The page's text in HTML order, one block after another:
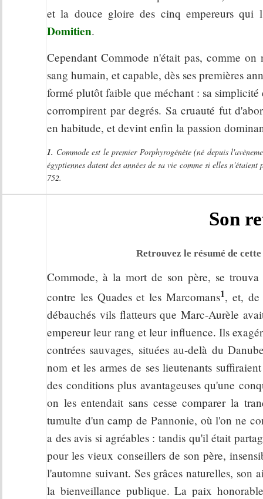
et la douce gloire des cinq empereurs
Domitien.
Cependant Commode n'était pas, comme
sang humain, et capable, dès ses premières
formé plutôt faible que méchant : sa
corrompirent par degrés. Sa cruauté fut
en habitude, et devint enfin la passion
1. Commode est le premier Porphyrogénète (né depuis
égyptiennes datent des années de sa vie comme si elles
752.
Son
Retrouvez le résumé de
Commode, à la mort de son père, se
contre les Quades et les Marcomans1, et, de
débauchés vils flatteurs que Marc-Aurèle
empereur leur rang et leur influence. Ils
contrées sauvages, situées au-delà du
nom et les armes de ses lieutenants
des conditions plus avantageuses qu'une
on les entendait sans cesse comparer la
tumulte d'un camp de Pannonie, où l'on ne
a des avis si agréables : tandis qu'il était
pour les vieux conseillers de son père,
l'automne suivant. Ses grâces naturelles,
la bienveillance publique. La paix